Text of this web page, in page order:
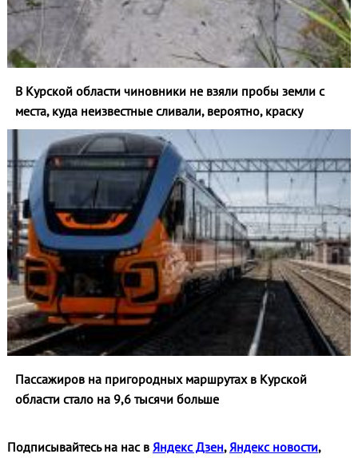
В Курской области чиновники не взяли пробы земли с
места, куда неизвестные сливали, вероятно, краску
Пассажиров на пригородных маршрутах в Курской
области стало на 9,6 тысячи больше
Подписывайтесь на нас в Яндекс Дзен,Яндекс новости,